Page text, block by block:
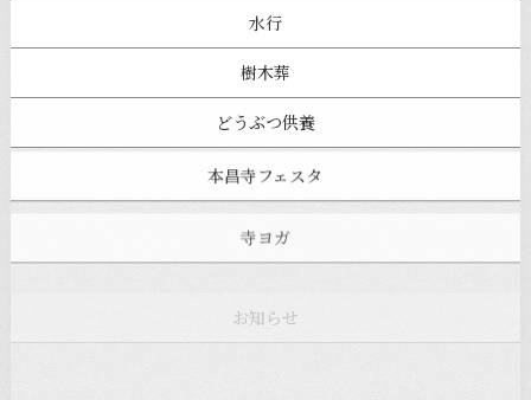
水行
樹木葬
どうぶつ供養
本昌寺フェスタ
お知らせ
注目の記事